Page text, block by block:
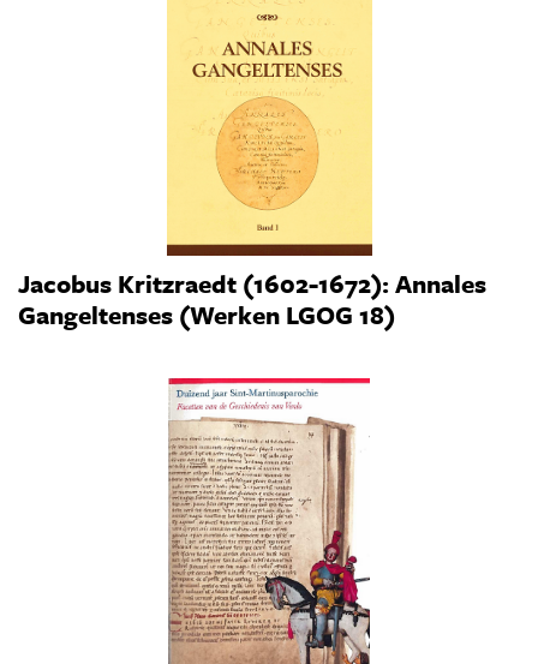
Jacobus Kritzraedt (1602-1672): Annales
Gangeltenses (Werken LGOG 18)